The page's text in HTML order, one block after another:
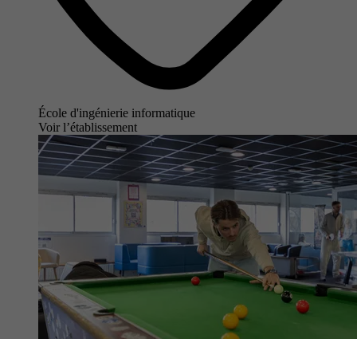
École d'ingénierie informatique
Voir l’établissement